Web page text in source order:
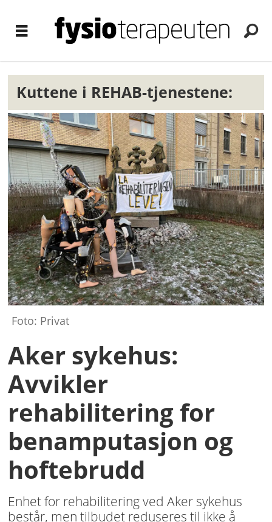
Kuttene i REHAB-tjenestene:
Foto: Privat
Aker sykehus:
Avvikler
rehabilitering for
benamputasjon og
hoftebrudd
Enhet for rehabilitering ved Aker sykehus
består, men tilbudet reduseres til ikke å